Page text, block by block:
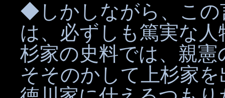
◆しかしながら、この
は、必ずしも篤実な
杉家の史料では、親
そそのかして上杉家